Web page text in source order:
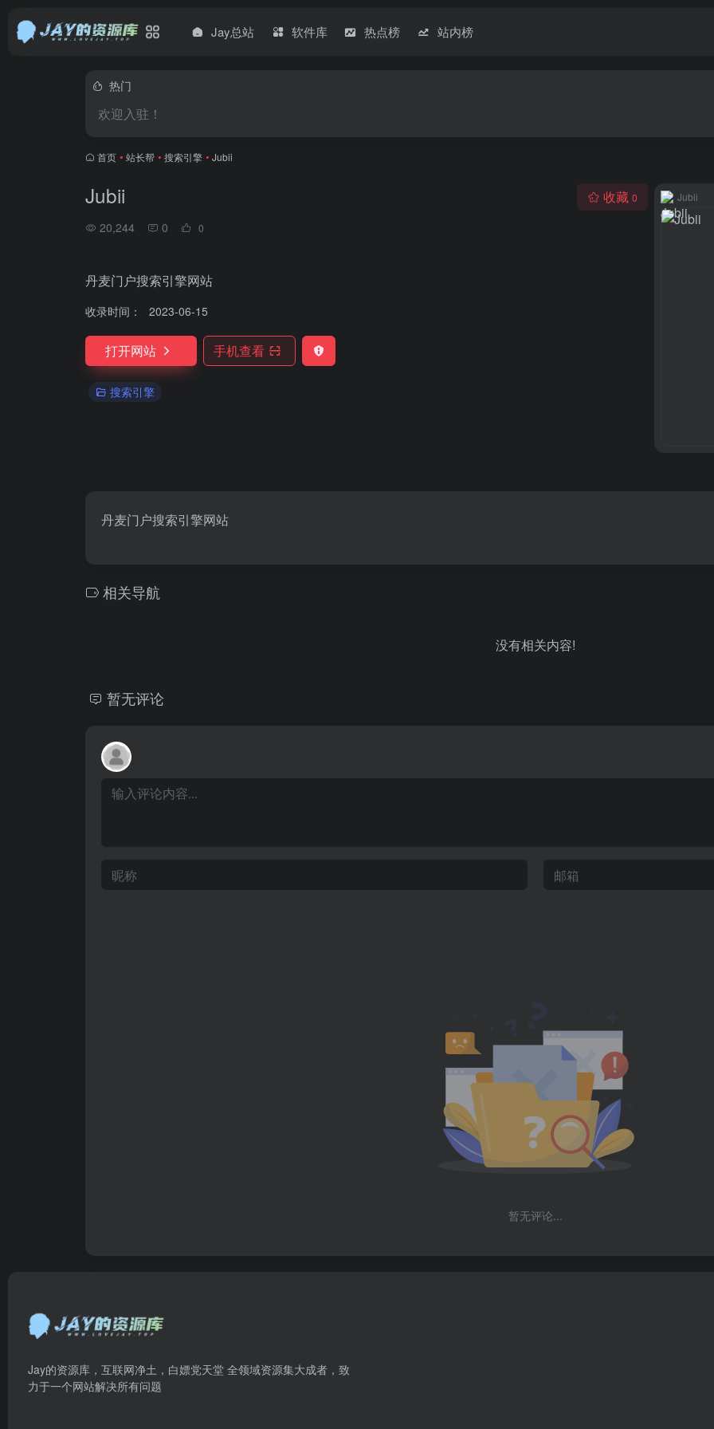
Jay总站 软件库 热点榜 站内榜
热门
欢迎入驻！
首页 • 站长帮 • 搜索引擎 • Jubii
Jubii
20,244 0 0
收藏 0
丹麦门户搜索引擎网站
收录时间： 2023-06-15
打开网站 手机查看
搜索引擎
Jubii
丹麦门户搜索引擎网站
相关导航
没有相关内容!
暂无评论
暂无评论...
Jay的资源库，互联网净土，白嫖党天堂 全领域资源集大成者，致
力于一个网站解决所有问题